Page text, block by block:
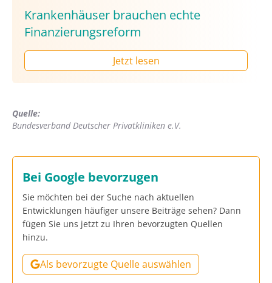
Krankenhäuser brauchen echte
Finanzierungsreform
Jetzt lesen
Quelle:
Bundesverband Deutscher Privatkliniken e.V.
Bei Google bevorzugen
Sie möchten bei der Suche nach aktuellen
Entwicklungen häufiger unsere Beiträge sehen? Dann
fügen Sie uns jetzt zu Ihren bevorzugten Quellen
hinzu.
Als bevorzugte Quelle auswählen